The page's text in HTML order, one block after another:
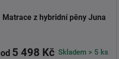
Matrace z hybridní pěny Juna
od 5 498 Kč Skladem > 5 ks